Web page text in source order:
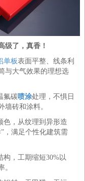
级了，真香！
单板表面平整、线条利
与大气效果的理想选
氟碳 喷涂处理，不惧日
墙砖和涂料。
色，从纹理到异形造
，满足个性化建筑需
，工期缩短30%以
。